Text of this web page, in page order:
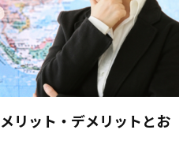
リット・デメリットとお